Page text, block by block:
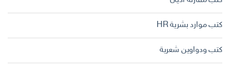
كتب موارد بشرية HR
كتب ودواوين شعرية